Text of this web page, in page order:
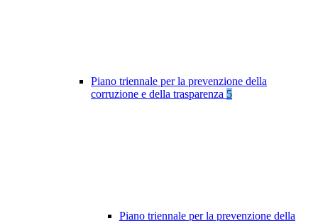
Piano triennale per la prevenzione della
corruzione e della trasparenza 5
Piano triennale per la prevenzione della